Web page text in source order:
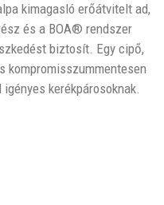
kimagasló erőátvitelt ad,
és a BOA® rendszer
biztosít. Egy cipő,
kompromisszummentesen
kerékpárosoknak.